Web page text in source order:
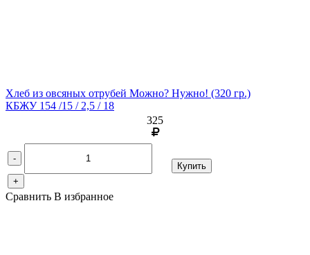
Хлеб из овсяных отрубей Можно? Нужно! (320 гр.)
КБЖУ 154 /15 / 2,5 / 18
325
-
+
Купить
Сравнить В избранное